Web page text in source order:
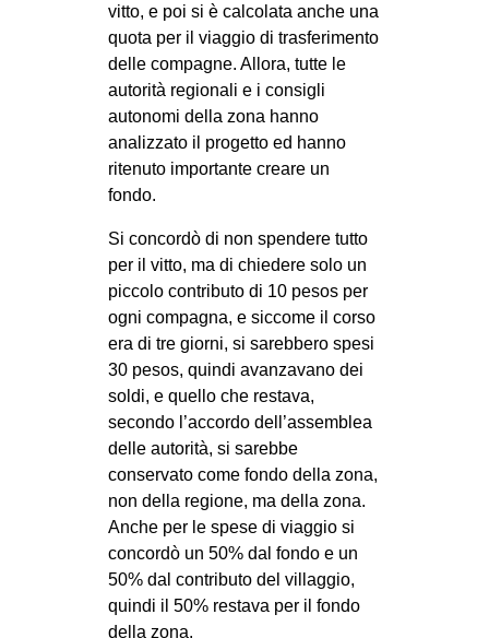
vitto, e poi si è calcolata anche una
quota per il viaggio di trasferimento
delle compagne. Allora, tutte le
autorità regionali e i consigli
autonomi della zona hanno
analizzato il progetto ed hanno
ritenuto importante creare un
fondo.
Si concordò di non spendere tutto
per il vitto, ma di chiedere solo un
piccolo contributo di 10 pesos per
ogni compagna, e siccome il corso
era di tre giorni, si sarebbero spesi
30 pesos, quindi avanzavano dei
soldi, e quello che restava,
secondo l’accordo dell’assemblea
delle autorità, si sarebbe
conservato come fondo della zona,
non della regione, ma della zona.
Anche per le spese di viaggio si
concordò un 50% dal fondo e un
50% dal contributo del villaggio,
quindi il 50% restava per il fondo
della zona.